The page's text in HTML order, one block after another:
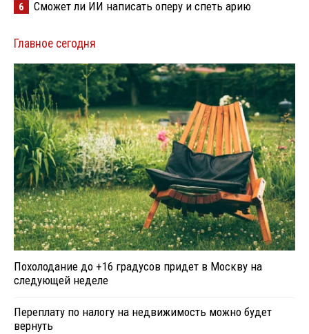
6 Сможет ли ИИ написать оперу и спеть арию
Главное сегодня
Похолодание до +16 градусов придет в Москву на
следующей неделе
Переплату по налогу на недвижимость можно будет
вернуть